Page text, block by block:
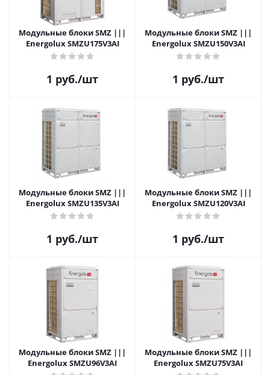
Модульные блоки SMZ |||
Energolux SMZU175V3AI
1 руб./шт
Модульные блоки SMZ |||
Energolux SMZU150V3AI
1 руб./шт
Модульные блоки SMZ |||
Energolux SMZU135V3AI
1 руб./шт
Модульные блоки SMZ |||
Energolux SMZU120V3AI
1 руб./шт
Модульные блоки SMZ |||
Energolux SMZU96V3AI
Модульные блоки SMZ |||
Energolux SMZU75V3AI